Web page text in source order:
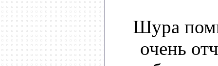
Шура
очень